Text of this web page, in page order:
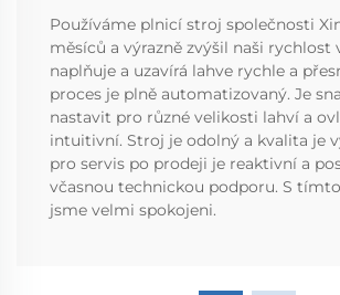
Používáme plnicí stroj společnosti
měsíců a výrazně zvýšil naši rychlost
naplňuje a uzavírá lahve rychle a
proces je plně automatizovaný. Je
nastavit pro různé velikosti lahví a
intuitivní. Stroj je odolný a kvalita je
pro servis po prodeji je reaktivní a
včasnou technickou podporu. S
jsme velmi spokojeni.